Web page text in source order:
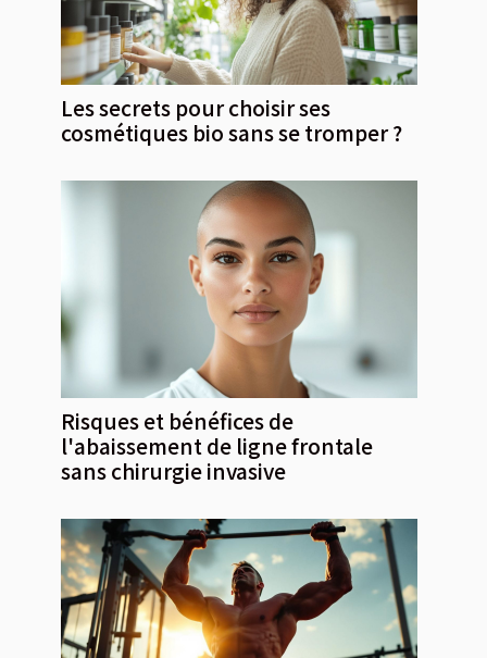
Les secrets pour choisir ses
cosmétiques bio sans se tromper ?
Risques et bénéfices de
l'abaissement de ligne frontale
sans chirurgie invasive